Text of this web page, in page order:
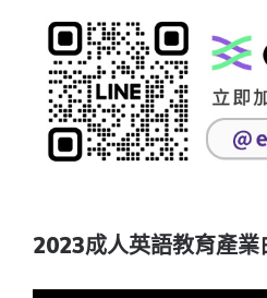
2023成人英語教育產業